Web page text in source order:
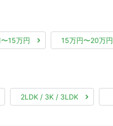
15万円 15万円〜20万円
2LDK / 3K / 3LDK